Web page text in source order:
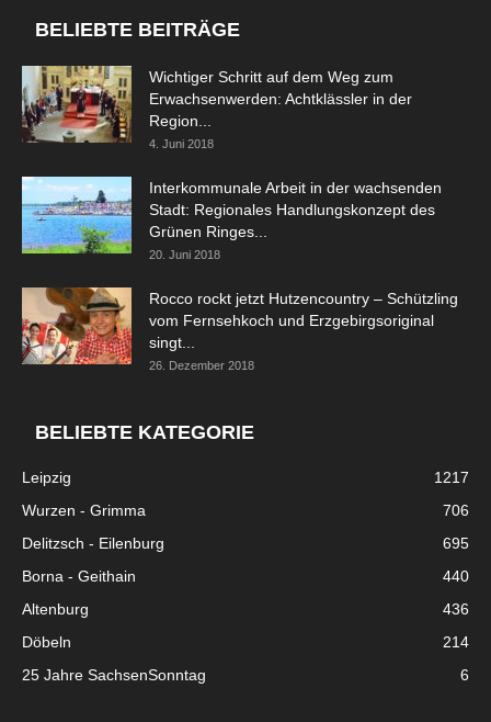
BELIEBTE BEITRÄGE
Wichtiger Schritt auf dem Weg zum
Erwachsenwerden: Achtklässler in der
Region...
4. Juni 2018
Interkommunale Arbeit in der wachsenden
Stadt: Regionales Handlungskonzept des
Grünen Ringes...
20. Juni 2018
Rocco rockt jetzt Hutzencountry – Schützling
vom Fernsehkoch und Erzgebirgsoriginal
singt...
26. Dezember 2018
BELIEBTE KATEGORIE
Leipzig
1217
Wurzen - Grimma
706
Delitzsch - Eilenburg
695
Borna - Geithain
440
Altenburg
436
Döbeln
214
25 Jahre SachsenSonntag
6